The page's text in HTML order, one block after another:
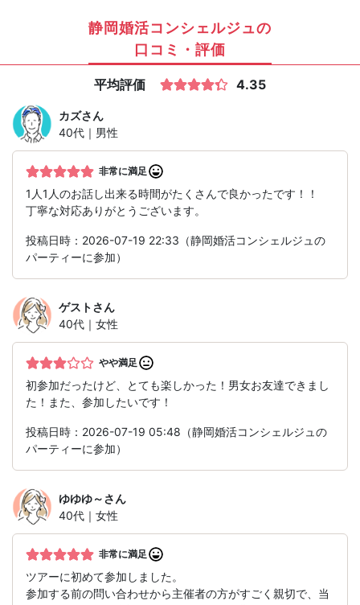
静岡婚活コンシェルジュの
口コミ・評価
平均評価 4.35
カズさん
40代｜男性
非常に満足
1人1人のお話し出来る時間がたくさんで良かったです！！
丁寧な対応ありがとうございます。
投稿日時：2026-07-19 22:33（静岡婚活コンシェルジュの
パーティーに参加）
ゲストさん
40代｜女性
やや満足
初参加だったけど、とても楽しかった！男女お友達できまし
た！また、参加したいです！
投稿日時：2026-07-19 05:48（静岡婚活コンシェルジュの
パーティーに参加）
ゆゆゆ～さん
40代｜女性
非常に満足
ツアーに初めて参加しました。
参加する前の問い合わせから主催者の方がすごく親切で、当